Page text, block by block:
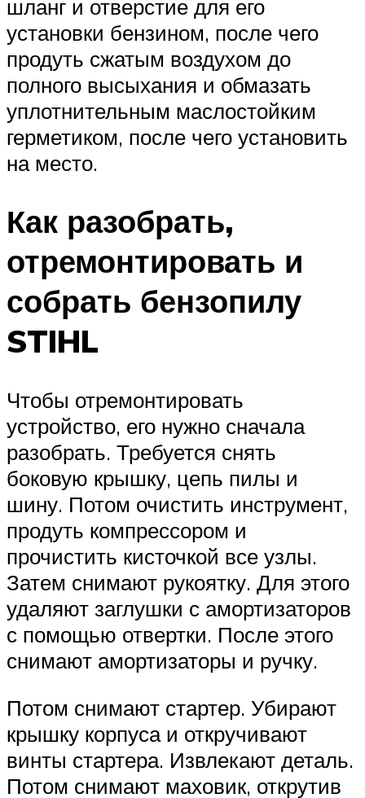
шланг и отверстие для его
установки бензином, после чего
продуть сжатым воздухом до
полного высыхания и обмазать
уплотнительным маслостойким
герметиком, после чего установить
на место.
Как разобрать,
отремонтировать и
собрать бензопилу
STIHL
Чтобы отремонтировать
устройство, его нужно сначала
разобрать. Требуется снять
боковую крышку, цепь пилы и
шину. Потом очистить инструмент,
продуть компрессором и
прочистить кисточкой все узлы.
Затем снимают рукоятку. Для этого
удаляют заглушки с амортизаторов
с помощью отвертки. После этого
снимают амортизаторы и ручку.
Потом снимают стартер. Убирают
крышку корпуса и откручивают
винты стартера. Извлекают деталь.
Потом снимают маховик, открутив